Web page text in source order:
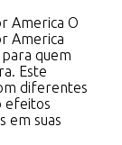
America O
America
quem
Este
diferentes
efeitos
em suas